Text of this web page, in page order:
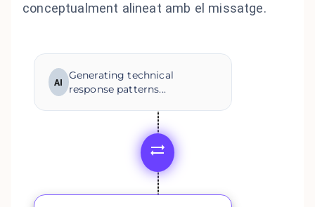
conceptualment alineat amb el missatge.
AI
Generating technical
response patterns...